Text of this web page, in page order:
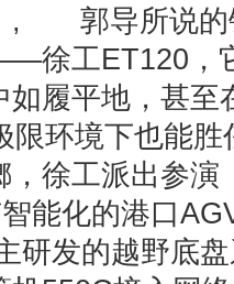
, 郭导所说的
徐工ET120，
如履平地，甚至
限环境下也能胜
，徐工派出参演
能化的港口
主研发的越野